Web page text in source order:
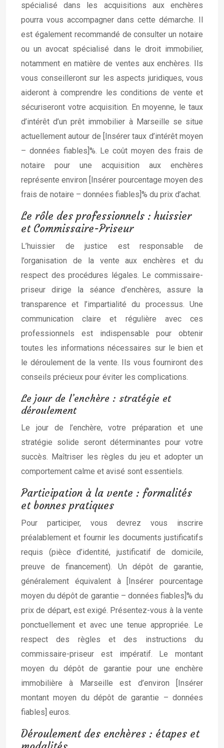
spécialisé dans les acquisitions aux enchères
pourra vous accompagner dans cette démarche. Il
est également recommandé de consulter un notaire
ou un avocat spécialisé dans le droit immobilier,
notamment en matière de ventes aux enchères. Ils
vous conseilleront sur les aspects juridiques, vous
aideront à comprendre les conditions de vente et
sécuriseront votre acquisition. En moyenne, le taux
d’intérêt d’un prêt immobilier à Marseille se situe
actuellement autour de [Insérer taux d’intérêt moyen
– données fiables]%. Le coût moyen des frais de
notaire pour une acquisition aux enchères
représente environ [Insérer pourcentage moyen des
frais de notaire – données fiables]% du prix d’achat.
Le rôle des professionnels : huissier
et Commissaire-Priseur
L’huissier de justice est responsable de
l’organisation de la vente aux enchères et du
respect des procédures légales. Le commissaire-
priseur dirige la séance d’enchères, assure la
transparence et l’impartialité du processus. Une
communication claire et régulière avec ces
professionnels est indispensable pour obtenir
toutes les informations nécessaires sur le bien et
le déroulement de la vente. Ils vous fourniront des
conseils précieux pour éviter les complications.
Le jour de l’enchère : stratégie et
déroulement
Le jour de l’enchère, votre préparation et une
stratégie solide seront déterminantes pour votre
succès. Maîtriser les règles du jeu et adopter un
comportement calme et avisé sont essentiels.
Participation à la vente : formalités
et bonnes pratiques
Pour participer, vous devrez vous inscrire
préalablement et fournir les documents justificatifs
requis (pièce d’identité, justificatif de domicile,
preuve de financement). Un dépôt de garantie,
généralement équivalent à [Insérer pourcentage
moyen du dépôt de garantie – données fiables]% du
prix de départ, est exigé. Présentez-vous à la vente
ponctuellement et avec une tenue appropriée. Le
respect des règles et des instructions du
commissaire-priseur est impératif. Le montant
moyen du dépôt de garantie pour une enchère
immobilière à Marseille est d’environ [Insérer
montant moyen du dépôt de garantie – données
fiables] euros.
Déroulement des enchères : étapes et